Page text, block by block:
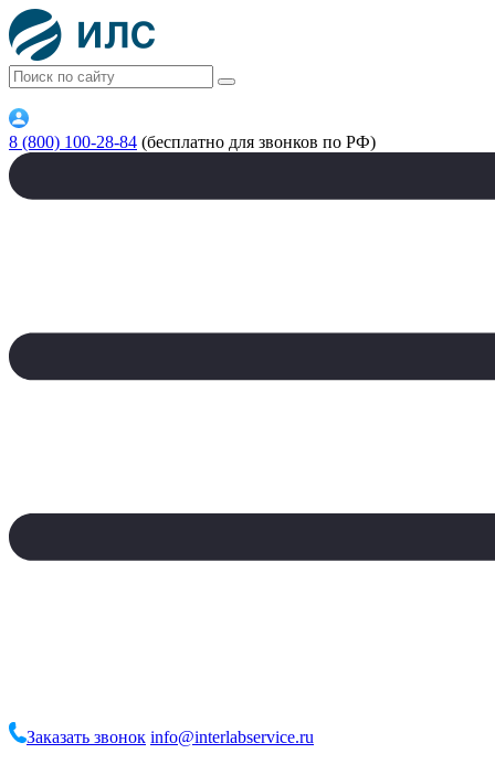
8 (800) 100-28-84 (бесплатно для звонков по РФ)
Заказать звонок info@interlabservice.ru